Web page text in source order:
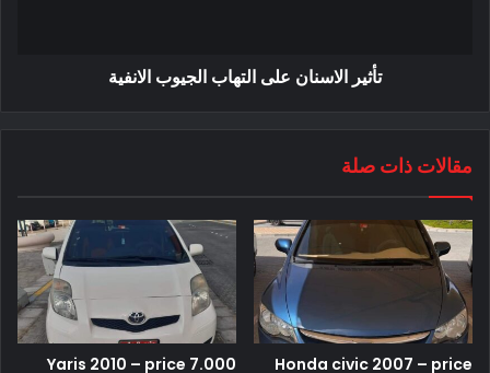
تأثير الاسنان على التهاب الجيوب الانفية
مقالات ذات صلة
Honda civic 2007 – price
Yaris 2010 – price 7.000